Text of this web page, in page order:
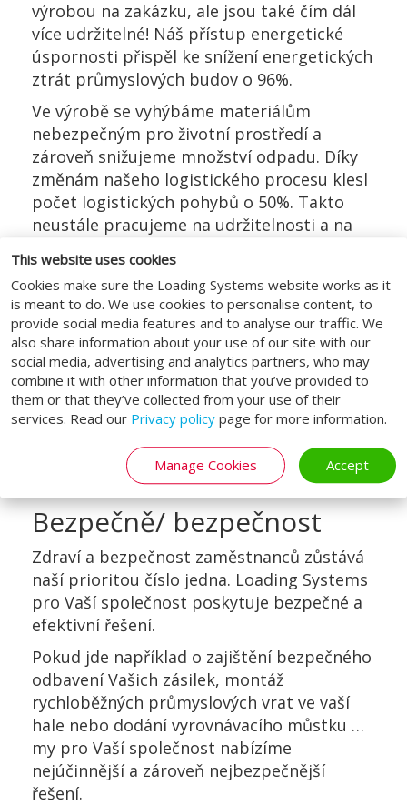
This website uses cookies
Cookies make sure the Loading Systems website works as it
is meant to do. We use cookies to personalise content, to
provide social media features and to analyse our traffic. We
also share information about your use of our site with our
social media, advertising and analytics partners, who may
combine it with other information that you’ve provided to
them or that they’ve collected from your use of their
services. Read our Privacy policy page for more information.
Manage Cookies Accept
výrobou na zakázku, ale jsou také čím dál
více udržitelné! Náš přístup energetické
úspornosti přispěl ke snížení energetických
ztrát průmyslových budov o 96%.
Ve výrobě se vyhýbáme materiálům
nebezpečným pro životní prostředí a
zároveň snižujeme množství odpadu. Díky
změnám našeho logistického procesu klesl
počet logistických pohybů o 50%. Takto
neustále pracujeme na udržitelnosti a na
Navíc splňujeme normy proISO 14001:2015
certifikát
Bezpečně/ bezpečnost
Zdraví a bezpečnost zaměstnanců zůstává
naší prioritou číslo jedna. Loading Systems
pro Vaší společnost poskytuje bezpečné a
efektivní řešení.
Pokud jde například o zajištění bezpečného
odbavení Vašich zásilek, montáž
rychloběžných průmyslových vrat ve vaší
hale nebo dodání vyrovnávacího můstku …
my pro Vaší společnost nabízíme
nejúčinnější a zároveň nejbezpečnější
řešení.